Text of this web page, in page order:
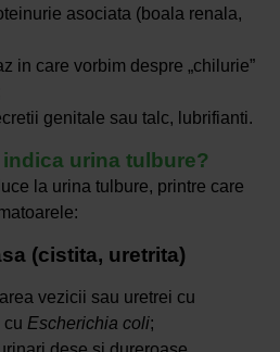
asociata (boala renala,
in care vorbim despre „chilurie”
genitale sau talc, lubrifianti.
urina tulbure?
la urina tulbure, printre care
(cistita, uretrita)
vezicii sau uretrei cu
cu Escherichia coli;